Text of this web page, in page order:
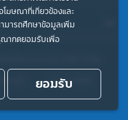
จัดการกองทุน ทิสโก้ จำกัด
วนตัว
คำสงวนสิทธิ์
โฆษณาที่เกี่ยวข้องและ
มารถศึกษาข้อมูลเพิ่ม
ากดยอมรับเพื่อ
ยอมรับ